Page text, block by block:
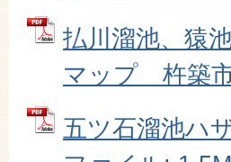
払川溜池、猿
マップ 杵築
五ツ石溜池ハ